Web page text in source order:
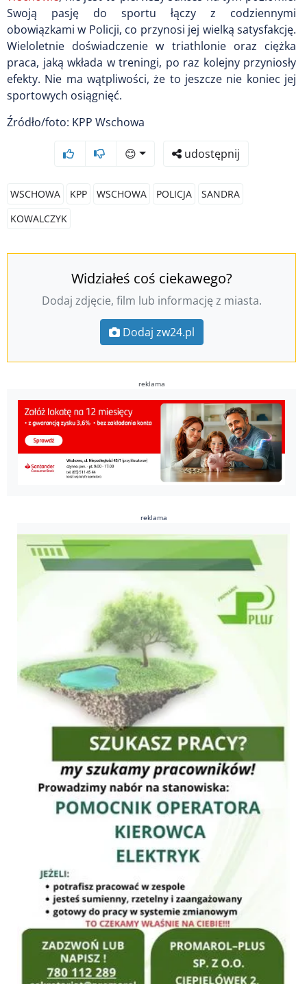
Swoją pasję do sportu łączy z codziennymi
obowiązkami w Policji, co przynosi jej wielką satysfakcję.
Wieloletnie doświadczenie w triathlonie oraz ciężka
praca, jaką wkłada w treningi, po raz kolejny przyniosły
efekty. Nie ma wątpliwości, że to jeszcze nie koniec jej
sportowych osiągnięć.
Źródło/foto: KPP Wschowa
😊 udostępnij
WSCHOWA KPP WSCHOWA POLICJA
SANDRA
KOWALCZYK
Widziałeś coś ciekawego?
Dodaj zdjęcie, film lub informację z miasta.
Dodaj zw24.pl
reklama
reklama